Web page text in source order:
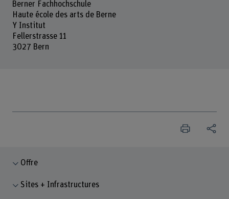
Berner Fachhochschule
Haute école des arts de Berne
Y Institut
Fellerstrasse 11
3027 Bern
Offre
Sites + Infrastructures